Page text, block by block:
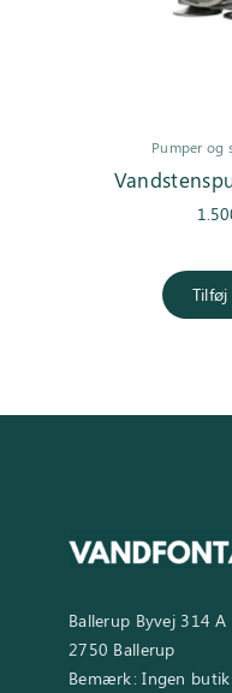
Pumper og
Ballerup Byvej 314 A
2750 Ballerup
Bemærk: Ingen butik